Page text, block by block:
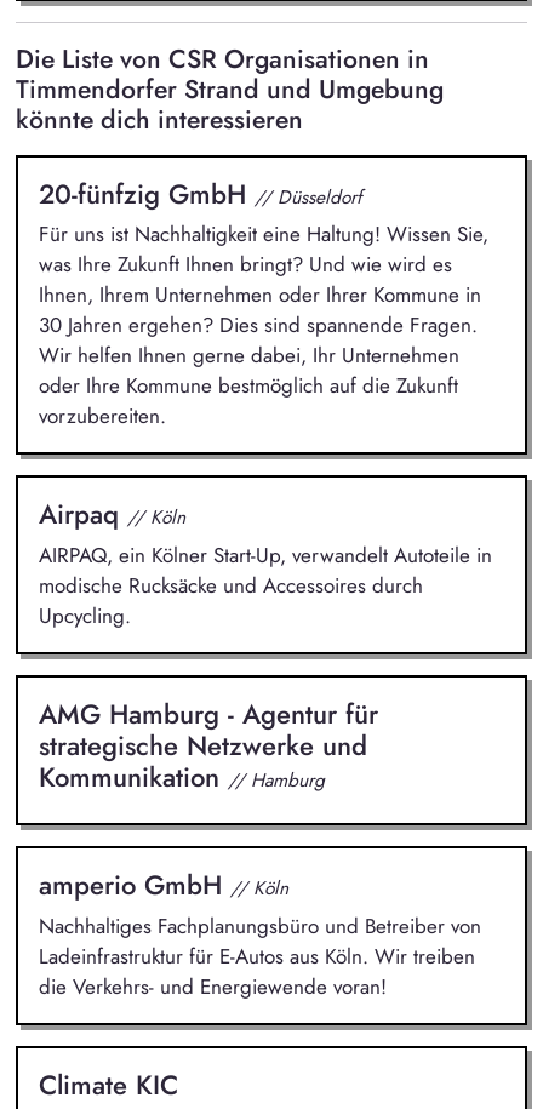
Die Liste von CSR Organisationen in
Timmendorfer Strand und Umgebung
könnte dich interessieren
20-fünfzig GmbH // Düsseldorf
Für uns ist Nachhaltigkeit eine Haltung! Wissen Sie,
was Ihre Zukunft Ihnen bringt? Und wie wird es
Ihnen, Ihrem Unternehmen oder Ihrer Kommune in
30 Jahren ergehen? Dies sind spannende Fragen.
Wir helfen Ihnen gerne dabei, Ihr Unternehmen
oder Ihre Kommune bestmöglich auf die Zukunft
vorzubereiten.
Airpaq // Köln
AIRPAQ, ein Kölner Start-Up, verwandelt Autoteile in
modische Rucksäcke und Accessoires durch
Upcycling.
AMG Hamburg - Agentur für
strategische Netzwerke und
Kommunikation // Hamburg
amperio GmbH // Köln
Nachhaltiges Fachplanungsbüro und Betreiber von
Ladeinfrastruktur für E-Autos aus Köln. Wir treiben
die Verkehrs- und Energiewende voran!
Climate KIC